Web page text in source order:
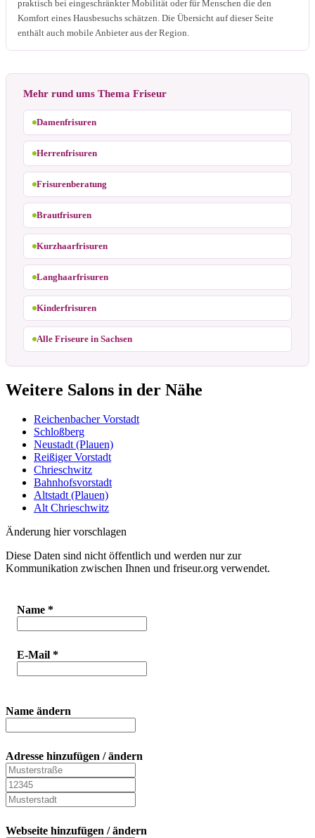
praktisch bei eingeschränkter Mobilität oder für Menschen die den
Komfort eines Hausbesuchs schätzen. Die Übersicht auf dieser Seite
enthält auch mobile Anbieter aus der Region.
Mehr rund ums Thema Friseur
Damenfrisuren
Herrenfrisuren
Frisurenberatung
Brautfrisuren
Kurzhaarfrisuren
Langhaarfrisuren
Kinderfrisuren
Alle Friseure in Sachsen
Weitere Salons in der Nähe
Reichenbacher Vorstadt
Schloßberg
Neustadt (Plauen)
Reißiger Vorstadt
Chrieschwitz
Bahnhofsvorstadt
Altstadt (Plauen)
Alt Chrieschwitz
Änderung hier vorschlagen
Diese Daten sind nicht öffentlich und werden nur zur
Kommunikation zwischen Ihnen und friseur.org verwendet.
Name *
E-Mail *
Name ändern
Adresse hinzufügen / ändern
Webseite hinzufügen / ändern